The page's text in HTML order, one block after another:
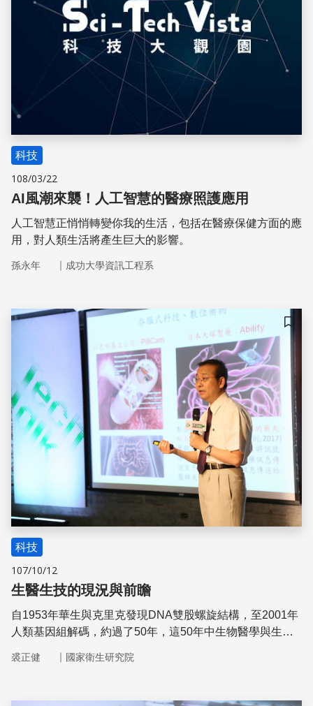
科技
108/03/22
AI風潮來襲！人工智慧的醫療照護應用
人工智慧正悄悄轉變你我的生活，包括在醫療保健方面的應
用，對人類生活將產生巨大的影響。
孫永年 ｜ 成功大學資訊工程系
儲存
科技
107/10/12
生醫生技的現況與前瞻
自1953年華生與克里克發現DNA雙股螺旋結構，至2001年
人類基因組解碼，約過了50年，這50年中生物醫學與生物
裘正健 ｜ 國家衛生研究院